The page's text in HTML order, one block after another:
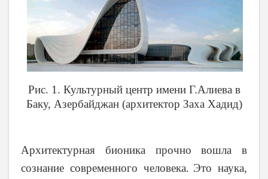
Рис. 1. Культурный центр имени Г.Алиева в
Баку, Азербайджан (архитектор Заха Хадид)
Архитектурная бионика прочно вошла в
сознание современного человека. Это наука,